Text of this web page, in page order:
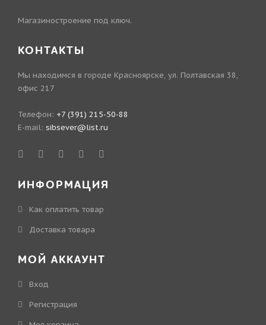
Магазиностроение под ключ.
КОНТАКТЫ
Мы находимся в городе Красноярске, ул. Полтавская 38,
офис 217
Телефон: +7 (391) 215-50-88
E-mail: sibsever@list.ru
ИНФОРМАЦИЯ
Как оплатить товар
Доставка товара
МОЙ АККАУНТ
Вход
Регистрация